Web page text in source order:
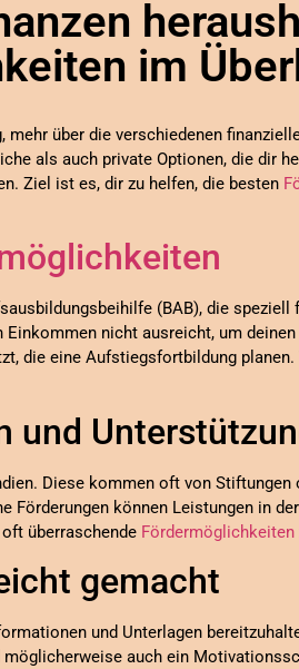
im
mehr über die verschiedenen
als auch private Optionen, die dir
Ziel ist es, dir zu helfen, die besten
(BAB), die speziell
nicht ausreicht, um
die eine Aufstiegsfortbildung
und
Diese kommen oft von Stiftungen
können Leistungen in
überraschende Fördermöglichkeiten
gemacht
und Unterlagen
möglicherweise auch ein